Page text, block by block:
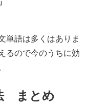
単語は多くはありま
るので今のうちに効
まとめ